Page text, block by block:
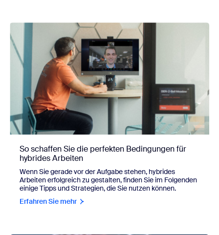
So schaffen Sie die perfekten Bedingungen für
hybrides Arbeiten
Wenn Sie gerade vor der Aufgabe stehen, hybrides
Arbeiten erfolgreich zu gestalten, finden Sie im Folgenden
einige Tipps und Strategien, die Sie nutzen können.
Erfahren Sie mehr